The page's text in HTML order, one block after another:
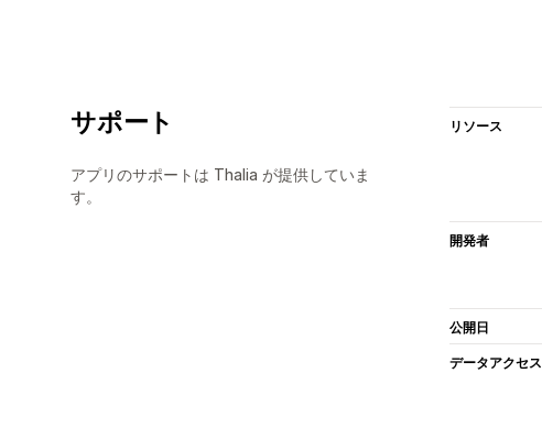
サポート
アプリのサポートは Thalia が提供していま
す。
リソース
開発者
公開日
データアクセス